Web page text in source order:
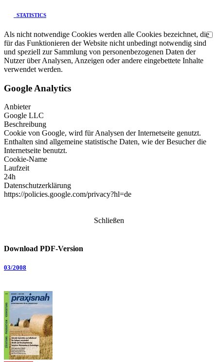
STATISTICS
Als nicht notwendige Cookies werden alle Cookies bezeichnet, die
für das Funktionieren der Website nicht unbedingt notwendig sind
und speziell zur Sammlung von personenbezogenen Daten der
Nutzer über Analysen, Anzeigen oder andere eingebettete Inhalte
verwendet werden.
Google Analytics
Anbieter
Google LLC
Beschreibung
Cookie von Google, wird für Analysen der Internetseite genutzt.
Enthalten sind allgemeine statistische Daten, wie der Besucher die
Internetseite benutzt.
Cookie-Name
Laufzeit
24h
Datenschutzerklärung
https://policies.google.com/privacy?hl=de
Schließen
Download PDF-Version
03/2008